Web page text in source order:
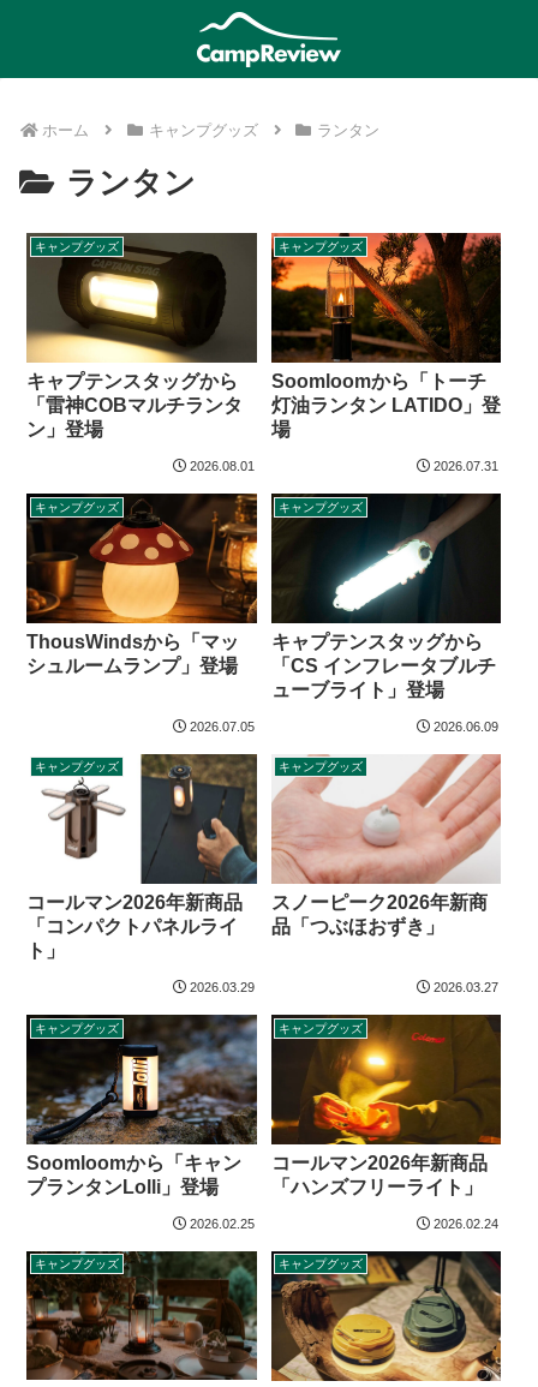
ホーム キャンプグッズ ランタン
ランタン
キャンプグッズ
キャプテンスタッグから
「雷神COBマルチランタ
ン」登場
2026.08.01
キャンプグッズ
Soomloomから「トーチ
灯油ランタン LATIDO」登
場
2026.07.31
キャンプグッズ
ThousWindsから「マッ
シュルームランプ」登場
2026.07.05
キャンプグッズ
キャプテンスタッグから
「CS インフレータブルチ
ューブライト」登場
2026.06.09
キャンプグッズ
コールマン2026年新商品
「コンパクトパネルライ
ト」
2026.03.29
キャンプグッズ
スノーピーク2026年新商
品「つぶほおずき」
2026.03.27
キャンプグッズ
Soomloomから「キャン
プランタンLolli」登場
2026.02.25
キャンプグッズ
コールマン2026年新商品
「ハンズフリーライト」
2026.02.24
キャンプグッズ キャンプグッズ